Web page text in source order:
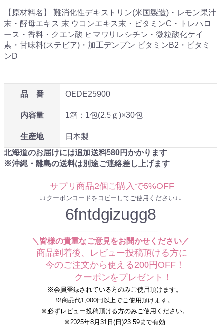
【原材料名】 難消化性デキストリン(米国製造)・レモン果汁
末・酵母エキス 末 ウコンエキス末・ビタミンC・トレハロ
ース・香料・クエン酸 ヒマワリレシチン・微粒酸化ケイ
素・甘味料(ステビア)・加工デンプン ビタミンB2・ビタミ
ンD
品 番 OEDE25900
内容量 1箱：1包(2.5ｇ)×30包
生産地
日本製
北海道のお届けには追加送料580円かかります
※沖縄・離島の送料は別途ご連絡差し上げます
サプリ商品2個ご購入で5%OFF
↓↓クーポンコードをコピーしてご使用ください↓↓
6fntdgizugg8
------------------------------------------------
＼皆様の貴重なご意見をお聞かせください／
商品到着後、レビュー投稿頂ける方に
今のご注文から使える200円OFF！
クーポンをプレゼント！
※会員登録されている方のみご使用頂けます。
※商品代1,000円以上でご使用頂けます。
※必ずレビュー投稿頂ける方のみご使用ください。
※2025年8月31日(日)23:59まで有効